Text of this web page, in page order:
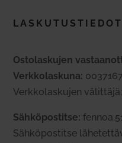
LAS­KU­TUS­TIEDOT
Osto­las­kujen
Verk­ko­laskuna:
Verk­ko­las­kujen
Säh­kö­pos­titse:
Säh­kö­pos­titse